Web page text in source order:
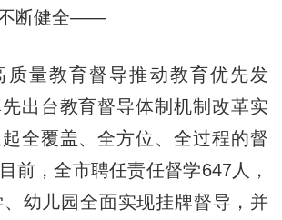
不断健全——
量教育督导推动教育优先发
出台教育督导体制机制改革实
全覆盖、全方位、全过程的督
前，全市聘任责任督学647人，
幼儿园全面实现挂牌督导，并